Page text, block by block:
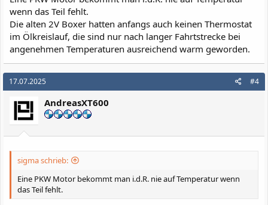
wenn das Teil fehlt.
Die alten 2V Boxer hatten anfangs auch keinen Thermostat
im Ölkreislauf, die sind nur nach langer Fahrtstrecke bei
angenehmen Temperaturen ausreichend warm geworden.
17.07.2025 #4
AndreasXT600
sigma schrieb:
Eine PKW Motor bekommt man i.d.R. nie auf Temperatur wenn
das Teil fehlt.